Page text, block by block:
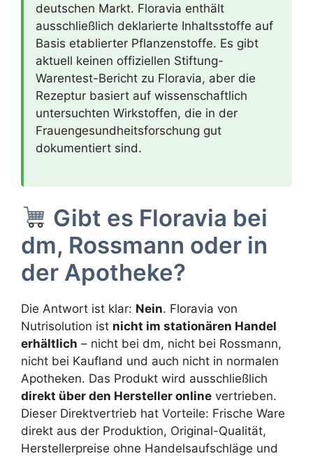
deutschen Markt. Floravia enthält
ausschließlich deklarierte Inhaltsstoffe auf
Basis etablierter Pflanzenstoffe. Es gibt
aktuell keinen offiziellen Stiftung-
Warentest-Bericht zu Floravia, aber die
Rezeptur basiert auf wissenschaftlich
untersuchten Wirkstoffen, die in der
Frauengesundheitsforschung gut
dokumentiert sind.
Gibt es Floravia bei
dm, Rossmann oder in
der Apotheke?
Die Antwort ist klar: Nein. Floravia von
Nutrisolution ist nicht im stationären Handel
erhältlich – nicht bei dm, nicht bei Rossmann,
nicht bei Kaufland und auch nicht in normalen
Apotheken. Das Produkt wird ausschließlich
direkt über den Hersteller online vertrieben.
Dieser Direktvertrieb hat Vorteile: Frische Ware
direkt aus der Produktion, Original-Qualität,
Herstellerpreise ohne Handelsaufschläge und